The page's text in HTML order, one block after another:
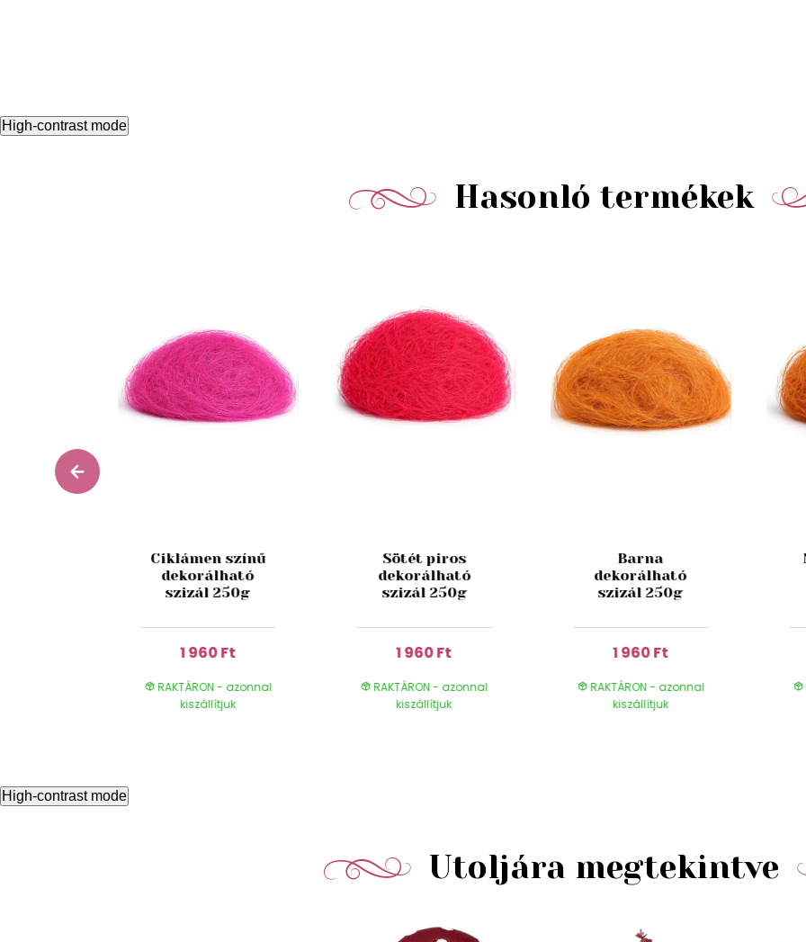
High-contrast mode
Hasonló termékek
Ciklámen színű
dekorálható
szizál 250g
1 960 Ft
RAKTÁRON - azonnal
kiszállítjuk
Sötét piros
dekorálható
szizál 250g
1 960 Ft
RAKTÁRON - azonnal
kiszállítjuk
Barna
dekorálható
szizál 250g
1 960 Ft
RAKTÁRON - azonnal
kiszállítjuk
High-contrast mode
Utoljára megtekintve